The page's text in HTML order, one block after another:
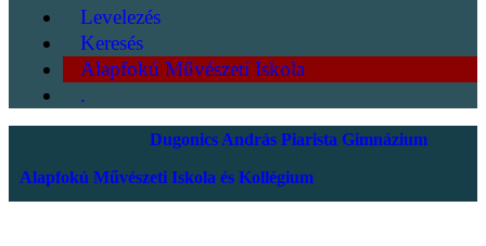
Levelezés
Keresés
Alapfokú Művészeti Iskola
.
Dugonics András Piarista Gimnázium
Alapfokú Művészeti Iskola és Kollégium